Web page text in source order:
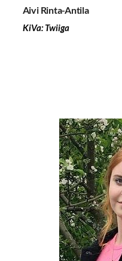
Aivi Rinta-Antila
KiVa: Twiiga